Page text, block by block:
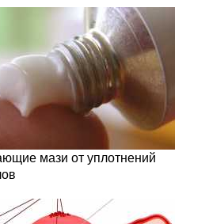
мази от уплотнений